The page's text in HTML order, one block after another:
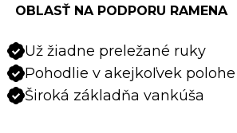
OBLASŤ NA PODPORU RAMENA
Už žiadne preležané ruky
Pohodlie v akejkoľvek polohe
Široká základňa vankúša